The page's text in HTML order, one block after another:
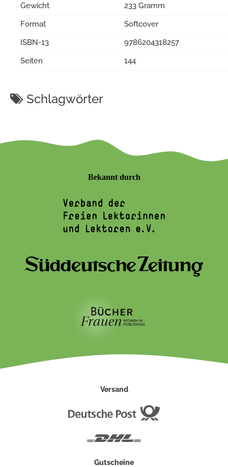
Gewicht
233 Gramm
Format
Softcover
ISBN-13
9786204318257
Seiten
144
Schlagwörter
Bekannt durch
Versand
Gutscheine